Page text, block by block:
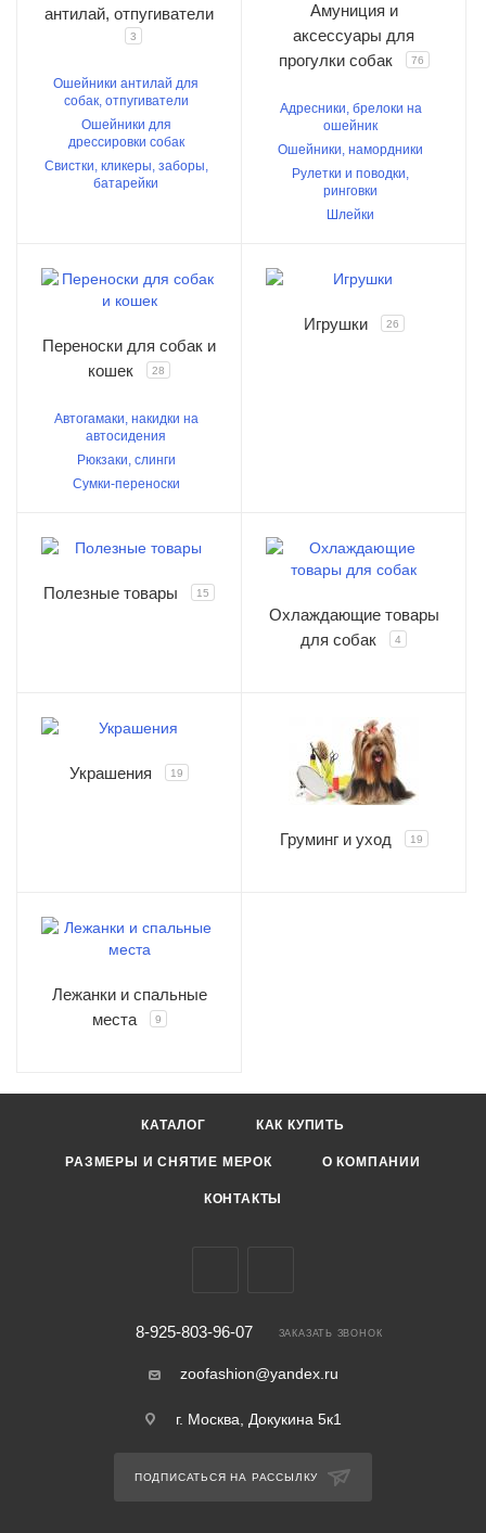
антилай, отпугиватели
3
Ошейники антилай для
собак, отпугиватели
Ошейники для
дрессировки собак
Свистки, кликеры, заборы,
батарейки
Амуниция и
аксессуары для
прогулки собак
76
Адресники, брелоки на
ошейник
Ошейники, намордники
Рулетки и поводки,
ринговки
Шлейки
Переноски для собак и
кошек
28
Автогамаки, накидки на
автосидения
Рюкзаки, слинги
Сумки-переноски
Игрушки 26
Полезные товары 15
Охлаждающие товары
для собак
4
Украшения 19
Груминг и уход 19
Лежанки и спальные
места
9
КАТАЛОГ КАК КУПИТЬ
РАЗМЕРЫ И СНЯТИЕ МЕРОК О КОМПАНИИ
КОНТАКТЫ
8-925-803-96-07 ЗАКАЗАТЬ ЗВОНОК
zoofashion@yandex.ru
г. Москва, Докукина 5к1
ПОДПИСАТЬСЯ НА РАССЫЛКУ